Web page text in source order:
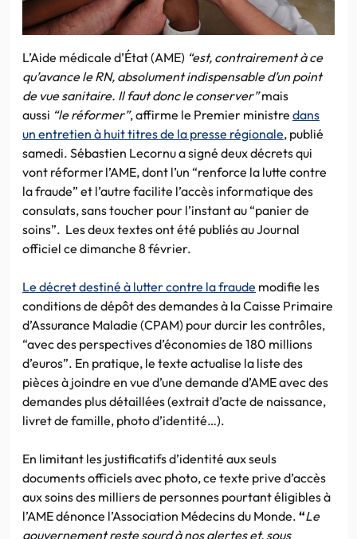
L’Aide médicale d’État (AME) “est, contrairement à ce
qu’avance le RN, absolument indispensable d’un point
de vue sanitaire. Il faut donc le conserver”mais
aussi “le réformer”, affirme le Premier ministre dans
un entretien à huit titres de la presse régionale, publié
samedi. Sébastien Lecornu a signé deux décrets qui
vont réformer l’AME, dont l’un “renforce la lutte contre
la fraude” et l’autre facilite l’accès informatique des
consulats, sans toucher pour l’instant au “panier de
soins”. Les deux textes ont été publiés au Journal
officiel ce dimanche 8 février.
Le décret destiné à lutter contre la fraude modifie les
conditions de dépôt des demandes à la Caisse Primaire
d’Assurance Maladie (CPAM) pour durcir les contrôles,
“avec des perspectives d’économies de 180 millions
d’euros”. En pratique, le texte actualise la liste des
pièces à joindre en vue d’une demande d’AME avec des
demandes plus détaillées (extrait d’acte de naissance,
livret de famille, photo d’identité…).
En limitant les justificatifs d’identité aux seuls
documents officiels avec photo, ce texte prive d’accès
aux soins des milliers de personnes pourtant éligibles à
l’AME dénonce l’Association Médecins du Monde. “Le
gouvernement reste sourd à nos alertes et, sous